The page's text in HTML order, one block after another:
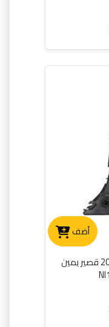
أضف
مثبت اكصدام خلفي صني 2014 قصير يمين